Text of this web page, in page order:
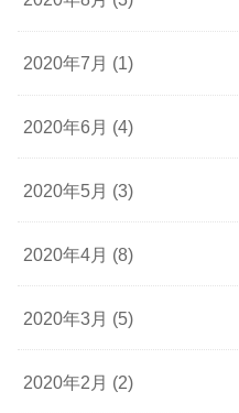
2020年7月 (1)
2020年6月 (4)
2020年5月 (3)
2020年4月 (8)
2020年3月 (5)
2020年2月 (2)